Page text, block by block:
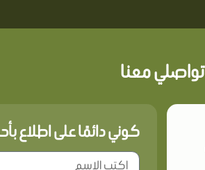
تواصلي معنا
كوني دائمًا على اطلاع